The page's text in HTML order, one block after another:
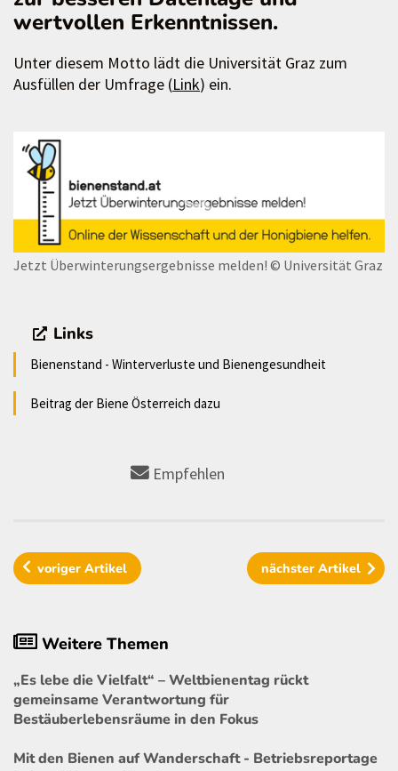
wertvollen Erkenntnissen.
Unter diesem Motto lädt die Universität Graz zum
Ausfüllen der Umfrage (Link) ein.
Jetzt Überwinterungsergebnisse melden! © Universität Graz
Links
Bienenstand - Winterverluste und Bienengesundheit
Beitrag der Biene Österreich dazu
Empfehlen
vorigerArtikel nächster Artikel
Weitere Themen
„Es lebe die Vielfalt“ – Weltbienentag rückt
gemeinsame Verantwortung für
Bestäuberlebensräume in den Fokus
Mit den Bienen auf Wanderschaft - Betriebsreportage